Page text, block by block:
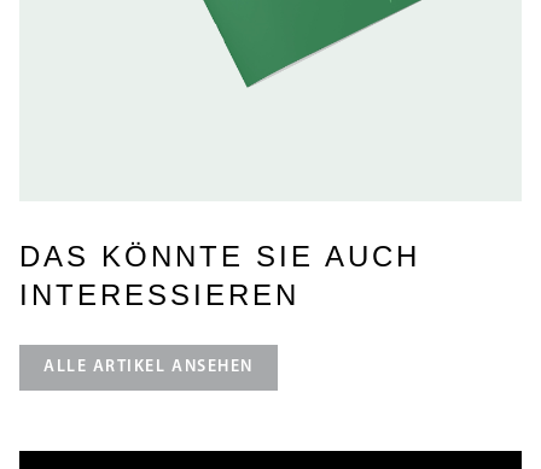
DAS KÖNNTE SIE AUCH
INTERESSIEREN
ALLE ARTIKEL ANSEHEN